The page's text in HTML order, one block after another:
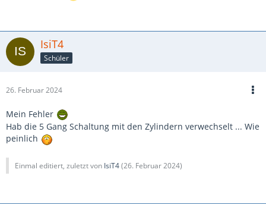
IsiT4
Schüler
26. Februar 2024
Mein Fehler
Hab die 5 Gang Schaltung mit den Zylindern verwechselt ... Wie
peinlich
Einmal editiert, zuletzt von IsiT4(26. Februar 2024)